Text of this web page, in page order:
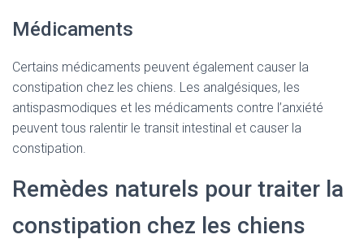
Médicaments
Certains médicaments peuvent également causer la
constipation chez les chiens. Les analgésiques, les
antispasmodiques et les médicaments contre l’anxiété
peuvent tous ralentir le transit intestinal et causer la
constipation.
Remèdes naturels pour traiter la
constipation chez les chiens